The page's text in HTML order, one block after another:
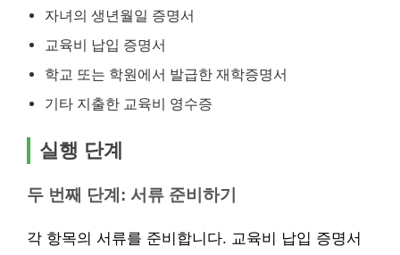
자녀의 생년월일 증명서
교육비 납입 증명서
학교 또는 학원에서 발급한 재학증명서
기타 지출한 교육비 영수증
실행 단계
두 번째 단계: 서류 준비하기
각 항목의 서류를 준비합니다. 교육비 납입 증명서